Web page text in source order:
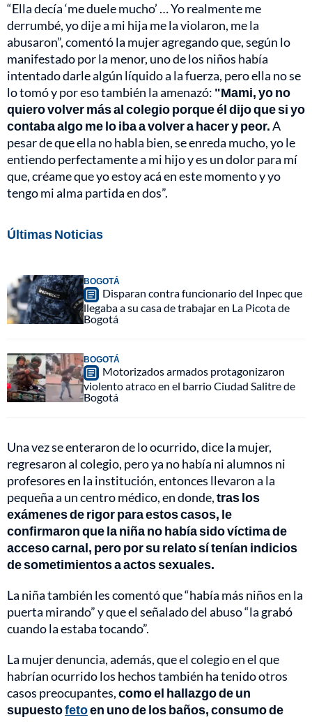
“Ella decía ‘me duele mucho’ … Yo realmente me
derrumbé, yo dije a mi hija me la violaron, me la
abusaron”, comentó la mujer agregando que, según lo
manifestado por la menor, uno de los niños había
intentado darle algún líquido a la fuerza, pero ella no se
lo tomó y por eso también la amenazó: "Mami, yo no
quiero volver más al colegio porque él dijo que si yo
contaba algo me lo iba a volver a hacer y peor.A
pesar de que ella no habla bien, se enreda mucho, yo le
entiendo perfectamente a mi hijo y es un dolor para mí
que, créame que yo estoy acá en este momento y yo
tengo mi alma partida en dos”.
Últimas Noticias
BOGOTÁ
Disparan contra funcionario del Inpec que
llegaba a su casa de trabajar en La Picota de
Bogotá
BOGOTÁ
Motorizados armados protagonizaron
violento atraco en el barrio Ciudad Salitre de
Bogotá
Una vez se enteraron de lo ocurrido, dice la mujer,
regresaron al colegio, pero ya no había ni alumnos ni
profesores en la institución, entonces llevaron a la
pequeña a un centro médico, en donde,tras los
exámenes de rigor para estos casos, le
confirmaron que la niña no había sido víctima de
acceso carnal, pero por su relato sí tenían indicios
de sometimientos a actos sexuales.
La niña también les comentó que “había más niños en la
puerta mirando” y que el señalado del abuso “la grabó
cuando la estaba tocando”.
La mujer denuncia, además, que el colegio en el que
habrían ocurrido los hechos también ha tenido otros
casos preocupantes,como el hallazgo de un
supuestofetoen uno de los baños, consumo de